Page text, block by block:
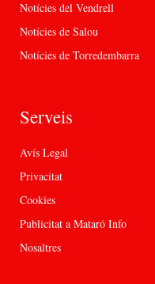
Notícies del Vendrell
Notícies de Salou
Notícies de Torredembarra
Serveis
Avís Legal
Privacitat
Cookies
Publicitat a Mataró Info
Nosaltres